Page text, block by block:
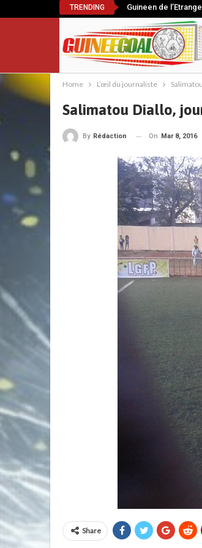
TRENDING Guineen de
Home L’œil du journaliste
Salimatou Diallo,
By Rédaction On Mar 8, 2016
Share